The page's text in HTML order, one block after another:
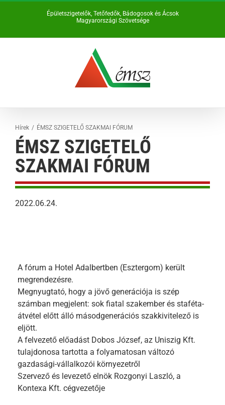
Épületszigetelők, Tetőfedők, Bádogosok és Ácsok
Magyarországi Szövetsége
Hírek ÉMSZ SZIGETELŐ SZAKMAI FÓRUM
ÉMSZ SZIGETELŐ
SZAKMAI FÓRUM
2022.06.24.
A fórum a Hotel Adalbertben (Esztergom) került
megrendezésre.
Megnyugtató, hogy a jövő generációja is szép
számban megjelent: sok fiatal szakember és staféta-
átvétel előtt álló másodgenerációs szakkivitelező is
eljött.
A felvezető előadást Dobos József, az Uniszig Kft.
tulajdonosa tartotta a folyamatosan változó
gazdasági-vállalkozói környezetről
Szervező és levezető elnök Rozgonyi Laszló, a
Kontexa Kft. cégvezetője